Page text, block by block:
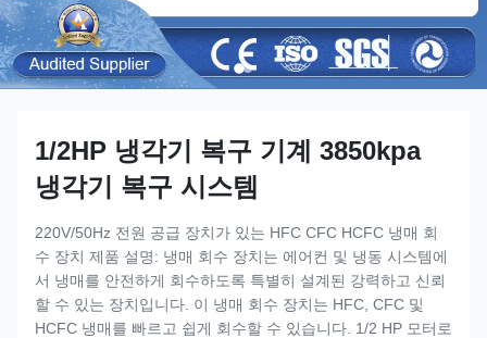
1/2HP 냉각기 복구 기계 3850kpa
냉각기 복구 시스템
220V/50Hz 전원 공급 장치가 있는 HFC CFC HCFC 냉매 회
수 장치 제품 설명: 냉매 회수 장치는 에어컨 및 냉동 시스템에
서 냉매를 안전하게 회수하도록 특별히 설계된 강력하고 신뢰
할 수 있는 장치입니다. 이 냉매 회수 장치는 HFC, CFC 및
HCFC 냉매를 빠르고 쉽게 회수할 수 있습니다. 1/2 HP 모터로